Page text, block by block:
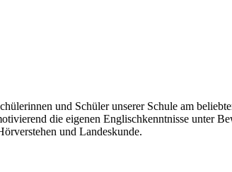
und Schüler unserer Schule am
die eigenen Englischkenntnisse unter
und Landeskunde.